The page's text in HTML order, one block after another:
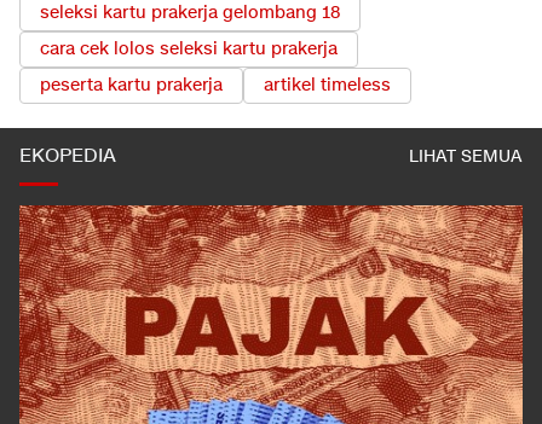
seleksi kartu prakerja gelombang 18
cara cek lolos seleksi kartu prakerja
peserta kartu prakerja
artikel timeless
EKOPEDIA LIHAT SEMUA